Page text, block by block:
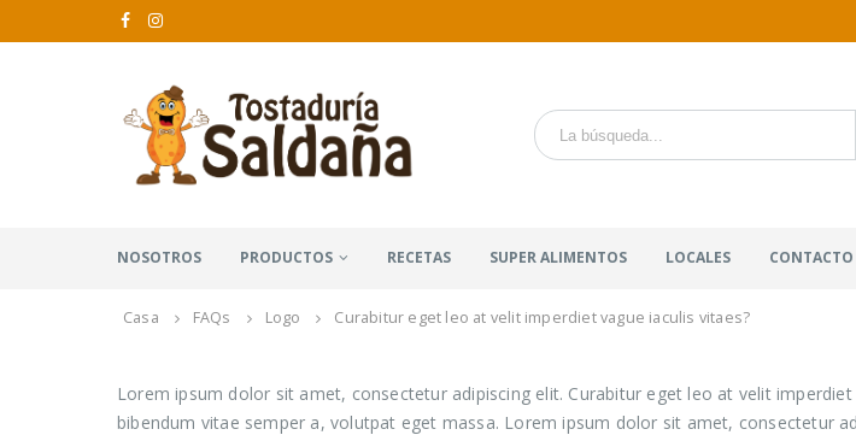
NOSOTROS PRODUCTOS RECETAS SUPER ALIMENTOS LOCALES CONTACTO
Casa FAQs Logo Curabitur eget leo at velit imperdiet vague iaculis vitaes?
Lorem ipsum dolor sit amet, consectetur adipiscing elit. Curabitur eget leo at velit
bibendum vitae semper a, volutpat eget massa. Lorem ipsum dolor sit amet, consectetur